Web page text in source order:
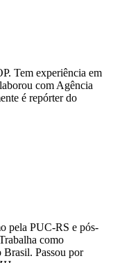
Tem experiência em
com Agência
é repórter do
pela PUC-RS e pós-
como
Brasil. Passou por